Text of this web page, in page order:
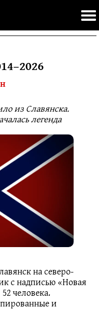
из Славянска.
легенда
на северо-
с надписью «Новая
человека.
и